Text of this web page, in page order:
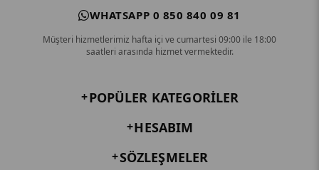
WHATSAPP 0 850 840 09 81
Müşteri hizmetlerimiz hafta içi ve cumartesi 09:00 ile 18:00
saatleri arasında hizmet vermektedir.
POPÜLER KATEGORILER
HESABIM
SÖZLEŞMELER